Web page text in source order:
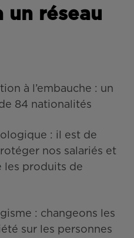
un réseau
à l’embauche : un
84 nationalités
: il est de
nos salariés et
les produits de
: changeons les
sur les personnes